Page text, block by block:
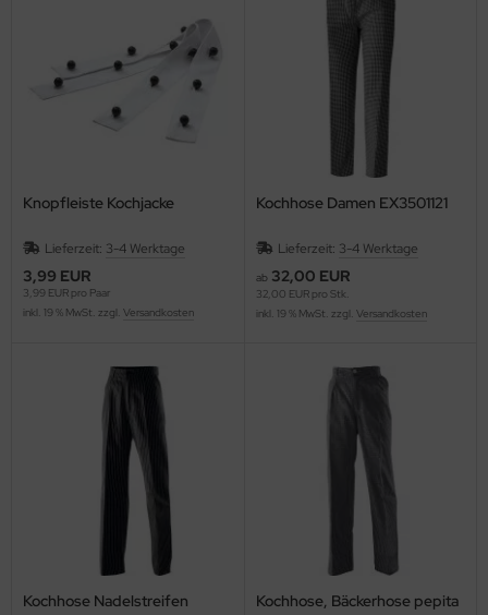
Knopfleiste Kochjacke
Lieferzeit: 3-4 Werktage
3,99 EUR
3,99 EUR pro Paar
inkl. 19 % MwSt. zzgl. Versandkosten
Kochhose Damen EX3501121
Lieferzeit: 3-4 Werktage
ab 32,00 EUR
32,00 EUR pro Stk.
inkl. 19 % MwSt. zzgl. Versandkosten
Kochhose Nadelstreifen Kochhose, Bäckerhose pepita